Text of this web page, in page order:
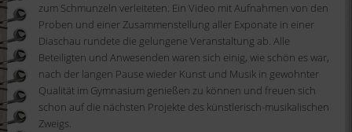
zum Schmunzeln verleiteten. Ein Video mit Aufnahmen von den
Proben und einer Zusammenstellung aller Exponate in einer
Diaschau rundete die gelungene Veranstaltung ab. Alle
Beteiligten und Anwesenden waren sich einig, wie schön es war,
nach der langen Pause wieder Kunst und Musik in gewohnter
Qualität im Gymnasium genießen zu können und freuen sich
schon auf die nächsten Projekte des künstlerisch-musikalischen
Zweigs.